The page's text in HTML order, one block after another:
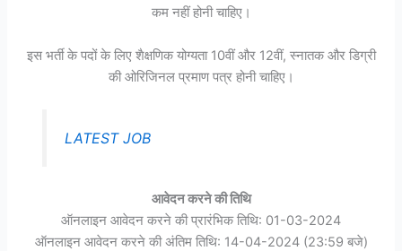
कम नहीं होनी चाहिए।
इस भर्ती के पदों के लिए शैक्षणिक योग्यता 10वीं और 12वीं, स्नातक और डिग्री
की ओरिजिनल प्रमाण पत्र होनी चाहिए।
LATEST JOB
आवेदन करने की तिथि
ऑनलाइन आवेदन करने की प्रारंभिक तिथि: 01-03-2024
ऑनलाइन आवेदन करने की अंतिम तिथि: 14-04-2024 (23:59 बजे)